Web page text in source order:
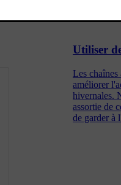
Utiliser
Les
améliorer
hivernales.
assortie de
de garder à